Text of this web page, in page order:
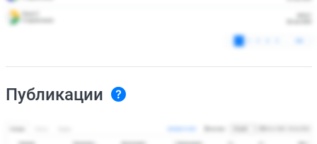
Публикации